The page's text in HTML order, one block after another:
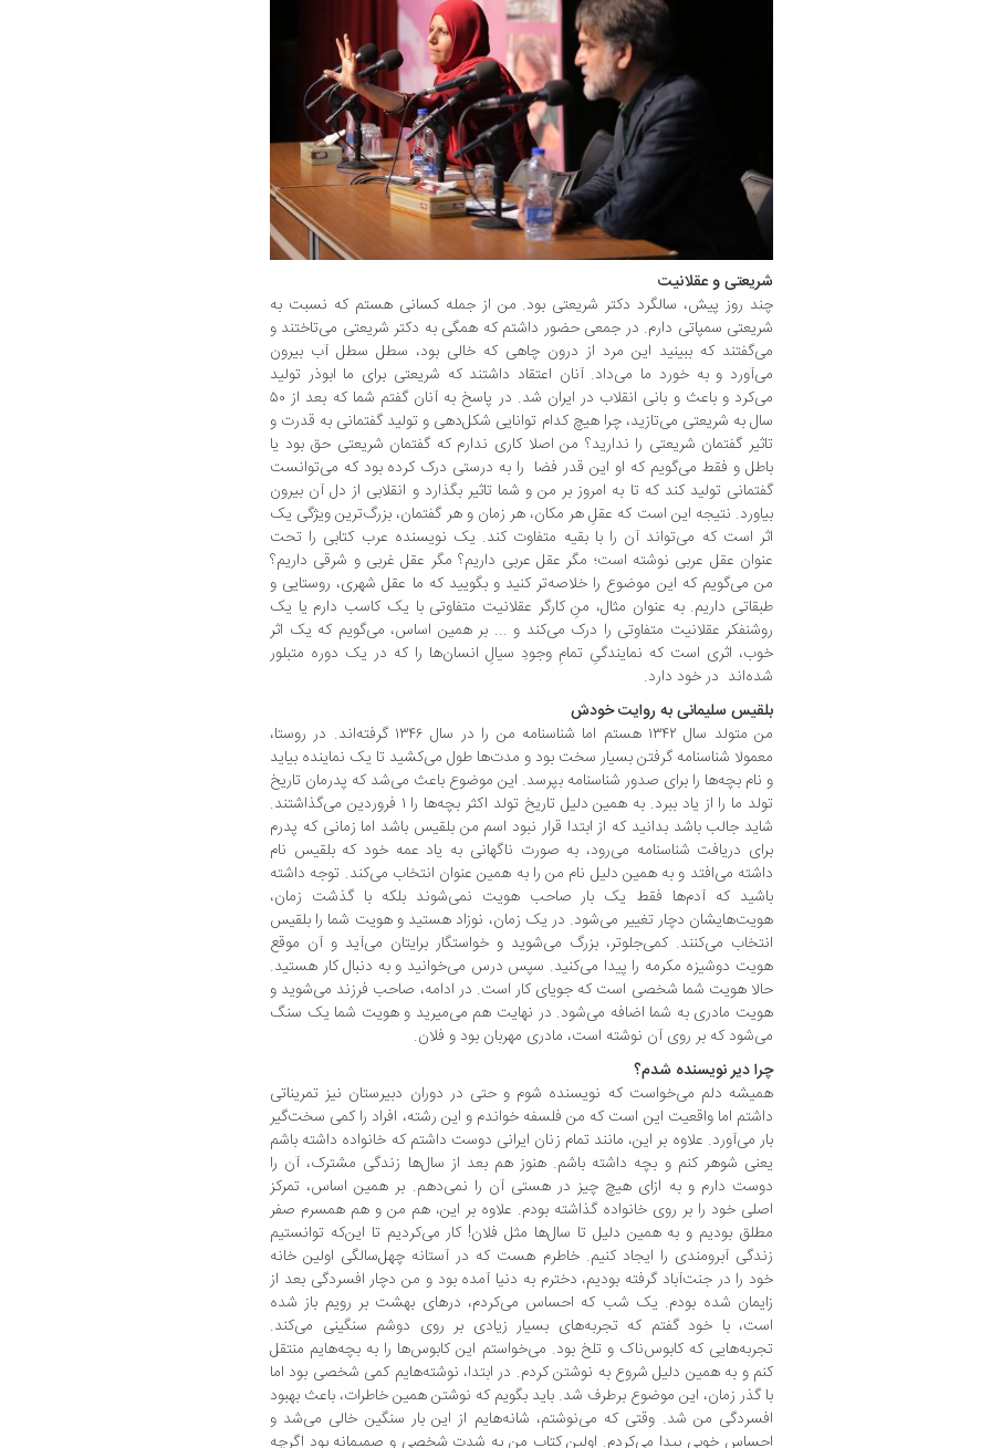
شریعتی و عقلانیت
چند روز پیش، سالگرد دکتر شریعتی بود. من از جمله کسانی هستم که نسبت به
شریعتی سمپاتی دارم. در جمعی حضور داشتم که همگی به دکتر شریعتی می‌تاختند و
می‌گفتند که ببینید این مرد از درون چاهی که خالی بود، سطل سطل آب بیرون
می‌آورد و به خورد ما می‌داد. آنان اعتقاد داشتند که شریعتی برای ما ابوذر تولید
می‌کرد و باعث و بانی انقلاب در ایران شد. در پاسخ به آنان گفتم شما که بعد از ۵۰
سال به شریعتی می‌تازید، چرا هیچ کدام توانایی شکل‌دهی و تولید گفتمانی به قدرت و
تاثیر گفتمان شریعتی را ندارید؟ من اصلا کاری ندارم که گفتمان شریعتی حق بود یا
باطل و فقط می‌گویم که او این قدر فضا را به درستی درک کرده بود که می‌توانست
گفتمانی تولید کند که تا به امروز بر من و شما تاثیر بگذارد و انقلابی از دل آن بیرون
بیاورد. نتیجه این است که عقلِ هر مکان، هر زمان و هر گفتمان، بزرگ‌ترین ویژگی یک
اثر است که می‌تواند آن را با بقیه متفاوت کند. یک نویسنده عرب کتابی را تحت
عنوان عقل عربی نوشته است؛ مگر عقل عربی داریم؟ مگر عقل غربی و شرقی داریم؟
من می‌گویم که این موضوع را خلاصه‌تر کنید و بگویید که ما عقل شهری، روستایی و
طبقاتی داریم. به عنوان مثال، منِ کارگر عقلانیت متفاوتی با یک کاسب دارم یا یک
روشنفکر عقلانیت متفاوتی را درک می‌کند و ... بر همین اساس، می‌گویم که یک اثر
خوب، اثری است که نمایندگیِ تمامِ وجودِ سیالِ انسان‌ها را که در یک دوره متبلور
شده‌اند در خود دارد.
بلقیس سلیمانی به روایت خودش
من متولد سال ۱۳۴۲ هستم اما شناسنامه من را در سال ۱۳۴۶ گرفته‌اند. در روستا،
معمولا شناسنامه گرفتن بسیار سخت بود و مدت‌ها طول می‌کشید تا یک نماینده بیاید
و نام بچه‌ها را برای صدور شناسنامه بپرسد. این موضوع باعث می‌شد که پدرمان تاریخ
تولد ما را از یاد ببرد. به همین دلیل تاریخ تولد اکثر بچه‌ها را ۱ فروردین می‌گذاشتند.
شاید جالب باشد بدانید که از ابتدا قرار نبود اسم من بلقیس باشد اما زمانی که پدرم
برای دریافت شناسنامه می‌رود، به صورت ناگهانی به یاد عمه خود که بلقیس نام
داشته می‌افتد و به همین دلیل نام من را به همین عنوان انتخاب می‌کند. توجه داشته
باشید که آدم‌ها فقط یک بار صاحب هویت نمی‌شوند بلکه با گذشت زمان،
هویت‌هایشان دچار تغییر می‌شود. در یک زمان، نوزاد هستید و هویت شما را بلقیس
انتخاب می‌کنند. کمی‌جلوتر، بزرگ می‌شوید و خواستگار برایتان می‌آید و آن موقع
هویت دوشیزه مکرمه را پیدا می‌کنید. سپس درس می‌خوانید و به دنبال کار هستید.
حالا هویت شما شخصی است که جویای کار است. در ادامه، صاحب فرزند می‌شوید و
هویت مادری به شما اضافه می‌شود. در نهایت هم می‌میرید و هویت شما یک سنگ
می‌شود که بر روی آن نوشته است، مادری مهربان بود و فلان.
چرا دیر نویسنده شدم؟
همیشه دلم می‌خواست که نویسنده شوم و حتی در دوران دبیرستان نیز تمریناتی
داشتم اما واقعیت این است که من فلسفه خواندم و این رشته، افراد را کمی سخت‌گیر
بار می‌آورد. علاوه بر این، مانند تمام زنان ایرانی دوست داشتم که خانواده داشته باشم
یعنی شوهر کنم و بچه داشته باشم. هنوز هم بعد از سال‌ها زندگی مشترک، آن را
دوست دارم و به ازای هیچ چیز در هستی آن را نمی‌دهم. بر همین اساس، تمرکز
اصلی خود را بر روی خانواده گذاشته بودم. علاوه بر این، هم من و هم همسرم صفر
مطلق بودیم و به همین دلیل تا سال‌ها مثل فلان! کار می‌کردیم تا این‌که توانستیم
زندگی آبرومندی را ایجاد کنیم. خاطرم هست که در آستانه چهل‌سالگی اولین خانه
خود را در جنت‌آباد گرفته بودیم، دخترم به دنیا آمده بود و من دچار افسردگی بعد از
زایمان شده بودم. یک شب که احساس می‌کردم، درهای بهشت بر رویم باز شده
است، با خود گفتم که تجربه‌های بسیار زیادی بر روی دوشم سنگینی می‌کند.
تجربه‌هایی که کابوس‌ناک و تلخ بود. می‌خواستم این کابوس‌ها را به بچه‌هایم منتقل
کنم و به همین دلیل شروع به نوشتن کردم. در ابتدا، نوشته‌هایم کمی شخصی بود اما
با گذر زمان، این موضوع برطرف شد. باید بگویم که نوشتن همین خاطرات، باعث بهبود
افسردگی من شد. وقتی که می‌نوشتم، شانه‌هایم از این بار سنگین خالی می‌شد و
احساس خوبی پیدا می‌کردم. اولین کتاب من به شدت شخصی و صمیمانه بود اگرچه